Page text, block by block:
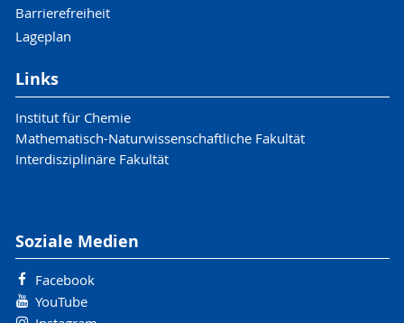
Barrierefreiheit
Lageplan
Links
Institut für Chemie
Mathematisch-Naturwissenschaftliche Fakultät
Interdisziplinäre Fakultät
Soziale Medien
Facebook
YouTube